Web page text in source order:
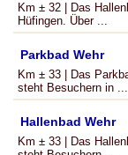
Km ± 32 | Das
Hüfingen. Über ...
Parkbad Wehr
Km ± 33 | Das
steht Besuchern in ...
Hallenbad Wehr
Km ± 33 | Das